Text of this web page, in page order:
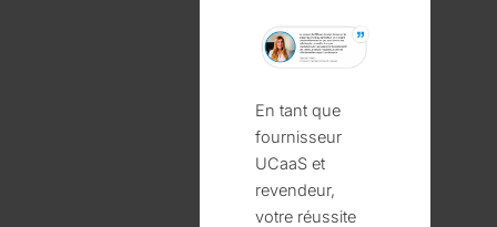
En tant que
fournisseur
UCaaS et
revendeur,
votre réussite